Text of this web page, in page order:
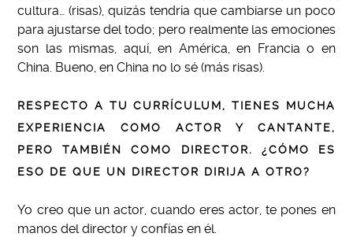
cultura… (risas), quizás tendría que cambiarse un poco
para ajustarse del todo; pero realmente las emociones
son las mismas, aquí, en América, en Francia o en
China. Bueno, en China no lo sé (más risas).
RESPECTO A TU CURRÍCULUM, TIENES MUCHA
EXPERIENCIA COMO ACTOR Y CANTANTE,
PERO TAMBIÉN COMO DIRECTOR. ¿CÓMO ES
ESO DE QUE UN DIRECTOR DIRIJA A OTRO?
Yo creo que un actor, cuando eres actor, te pones en
manos del director y confías en él.